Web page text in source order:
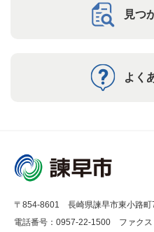
見つ
よく
〒854-8601 長崎県諫早市東小路町
電話番号：0957-22-1500
ファク